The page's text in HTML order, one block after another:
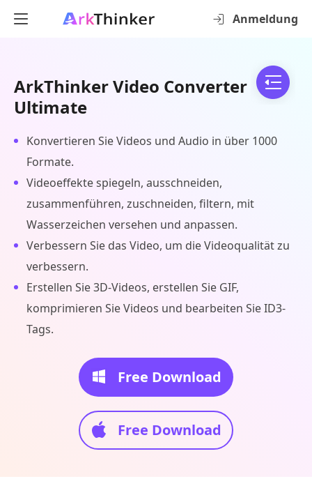
Anmeldung
ArkThinker Video Converter
Ultimate
Konvertieren Sie Videos und Audio in über 1000
Formate.
Videoeffekte spiegeln, ausschneiden,
zusammenführen, zuschneiden, filtern, mit
Wasserzeichen versehen und anpassen.
Verbessern Sie das Video, um die Videoqualität zu
verbessern.
Erstellen Sie 3D-Videos, erstellen Sie GIF,
komprimieren Sie Videos und bearbeiten Sie ID3-
Tags.
Free Download
Free Download